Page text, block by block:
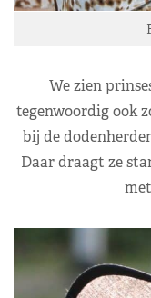
We zien
tegenwoordig ook
bij de
Daar draagt ze